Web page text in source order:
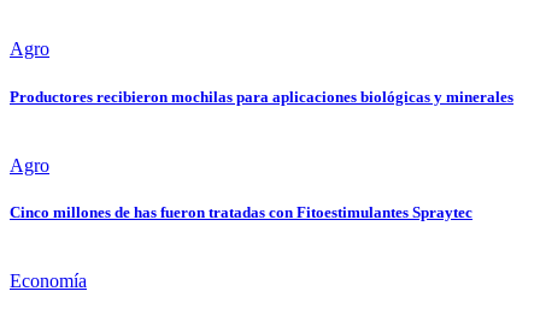
Agro
Productores recibieron mochilas para aplicaciones biológicas y minerales
Agro
Cinco millones de has fueron tratadas con Fitoestimulantes Spraytec
Economía